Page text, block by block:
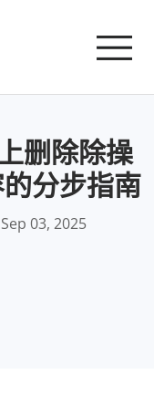
删除除操
分步指南
Sep 03, 2025